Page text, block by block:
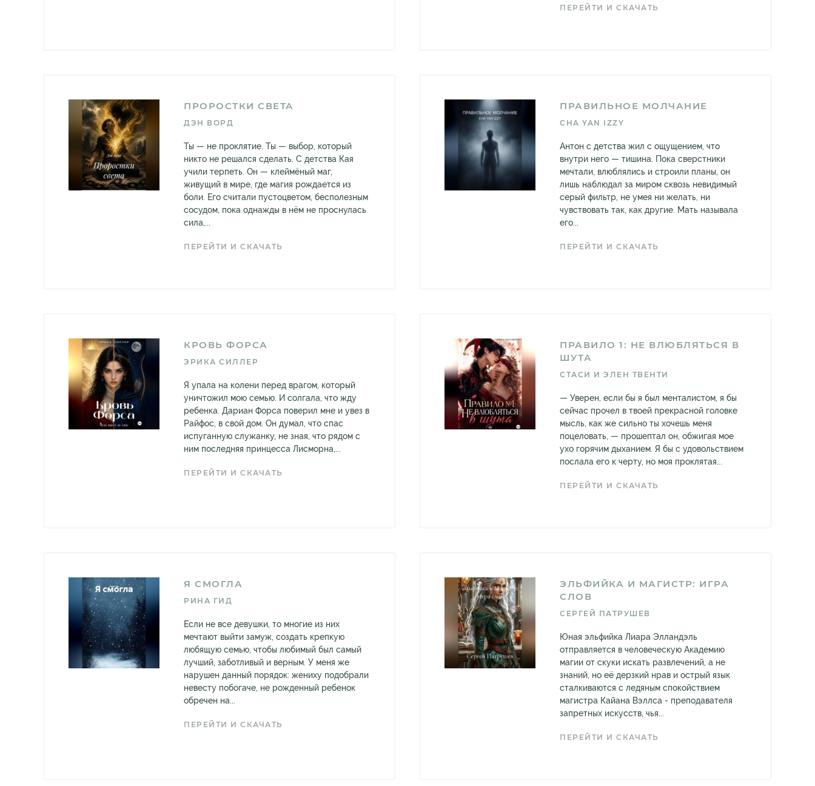
ПЕРЕЙТИ И СКАЧАТЬ
ПРОРОСТКИ СВЕТА
ДЭН ВОРД
Ты — не проклятие. Ты — выбор, который
никто не решался сделать. С детства Кая
учили терпеть. Он — клеймёный маг,
живущий в мире, где магия рождается из
боли. Его считали пустоцветом, бесполезным
сосудом, пока однажды в нём не проснулась
сила,...
ПЕРЕЙТИ И СКАЧАТЬ
ПРАВИЛЬНОЕ МОЛЧАНИЕ
CHA YAN IZZY
Антон с детства жил с ощущением, что
внутри него — тишина. Пока сверстники
мечтали, влюблялись и строили планы, он
лишь наблюдал за миром сквозь невидимый
серый фильтр, не умея ни желать, ни
чувствовать так, как другие. Мать называла
его...
ПЕРЕЙТИ И СКАЧАТЬ
КРОВЬ ФОРСА
ЭРИКА СИЛЛЕР
Я упала на колени перед врагом, который
уничтожил мою семью. И солгала, что жду
ребенка. Дариан Форса поверил мне и увез в
Райфос, в свой дом. Он думал, что спас
испуганную служанку, не зная, что рядом с
ним последняя принцесса Лисморна,...
ПЕРЕЙТИ И СКАЧАТЬ
ПРАВИЛО 1: НЕ ВЛЮБЛЯТЬСЯ В
ШУТА
СТАСИ И ЭЛЕН ТВЕНТИ
— Уверен, если бы я был менталистом, я бы
сейчас прочел в твоей прекрасной головке
мысль, как же сильно ты хочешь меня
поцеловать, — прошептал он, обжигая мое
ухо горячим дыханием. Я бы с удовольствием
послала его к черту, но моя проклятая...
ПЕРЕЙТИ И СКАЧАТЬ
Я СМОГЛА
РИНА ГИД
Если не все девушки, то многие из них
мечтают выйти замуж, создать крепкую
любящую семью, чтобы любимый был самый
лучший, заботливый и верным. У меня же
нарушен данный порядок: жениху подобрали
невесту побогаче, не рожденный ребенок
обречен на...
ПЕРЕЙТИ И СКАЧАТЬ
ЭЛЬФИЙКА И МАГИСТР: ИГРА
СЛОВ
СЕРГЕЙ ПАТРУШЕВ
Юная эльфийка Лиара Элландэль
отправляется в человеческую Академию
магии от скуки искать развлечений, а не
знаний, но её дерзкий нрав и острый язык
сталкиваются с ледяным спокойствием
магистра Кайана Вэллса - преподавателя
запретных искусств, чья...
ПЕРЕЙТИ И СКАЧАТЬ